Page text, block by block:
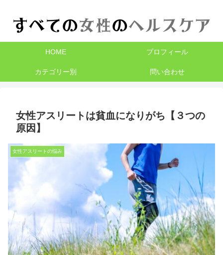
HOME プロフィール
カテゴリー別 問い合わせ
女性アスリートは貧血になりがち【３つの
原因】
女性アスリートの悩み